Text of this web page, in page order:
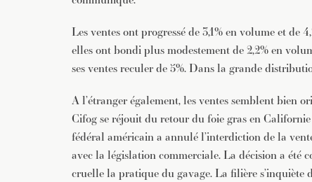
Les ventes ont progressé de 3,1% en volume et de
elles ont bondi plus modestement de 2,2% en
ses ventes reculer de 5%. Dans la grande
A l’étranger également, les ventes semblent bien
Cifog se réjouit du retour du foie gras en
fédéral américain a annulé l’interdiction de la
avec la législation commerciale. La décision a été
cruelle la pratique du gavage. La filière s’inquiète